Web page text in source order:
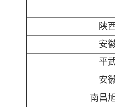
陕
安
平
安
南昌